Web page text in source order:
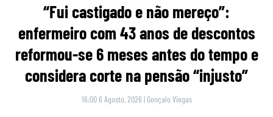
“Fui castigado e não mereço”:
enfermeiro com 43 anos de descontos
reformou-se 6 meses antes do tempo e
considera corte na pensão “injusto”
16:00 6 Agosto, 2026 | Gonçalo Viegas